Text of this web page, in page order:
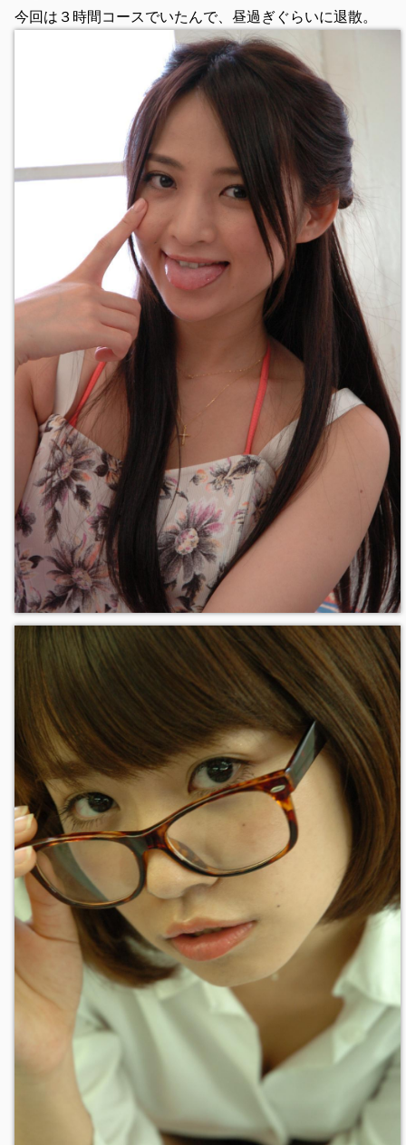
今回は３時間コースでいたんで、昼過ぎぐらいに退散。